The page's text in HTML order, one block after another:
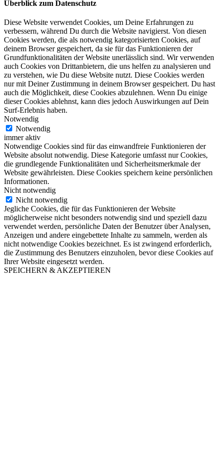
Überblick zum Datenschutz
Diese Website verwendet Cookies, um Deine Erfahrungen zu
verbessern, während Du durch die Website navigierst. Von diesen
Cookies werden, die als notwendig kategorisierten Cookies, auf
deinem Browser gespeichert, da sie für das Funktionieren der
Grundfunktionalitäten der Website unerlässlich sind. Wir verwenden
auch Cookies von Drittanbietern, die uns helfen zu analysieren und
zu verstehen, wie Du diese Website nutzt. Diese Cookies werden
nur mit Deiner Zustimmung in deinem Browser gespeichert. Du hast
auch die Möglichkeit, diese Cookies abzulehnen. Wenn Du einige
dieser Cookies ablehnst, kann dies jedoch Auswirkungen auf Dein
Surf-Erlebnis haben.
Notwendig
Notwendig
immer aktiv
Notwendige Cookies sind für das einwandfreie Funktionieren der
Website absolut notwendig. Diese Kategorie umfasst nur Cookies,
die grundlegende Funktionalitäten und Sicherheitsmerkmale der
Website gewährleisten. Diese Cookies speichern keine persönlichen
Informationen.
Nicht notwendig
Nicht notwendig
Jegliche Cookies, die für das Funktionieren der Website
möglicherweise nicht besonders notwendig sind und speziell dazu
verwendet werden, persönliche Daten der Benutzer über Analysen,
Anzeigen und andere eingebettete Inhalte zu sammeln, werden als
nicht notwendige Cookies bezeichnet. Es ist zwingend erforderlich,
die Zustimmung des Benutzers einzuholen, bevor diese Cookies auf
Ihrer Website eingesetzt werden.
SPEICHERN & AKZEPTIEREN